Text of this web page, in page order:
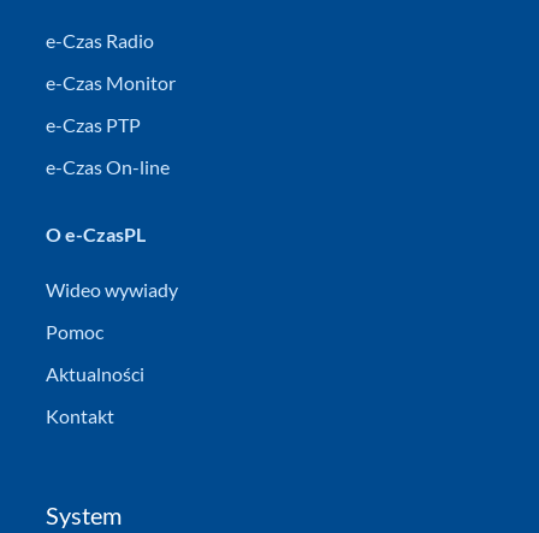
e-Czas Radio
e-Czas Monitor
e-Czas PTP
e-Czas On-line
O e-CzasPL
Wideo wywiady
Pomoc
Aktualności
Kontakt
System